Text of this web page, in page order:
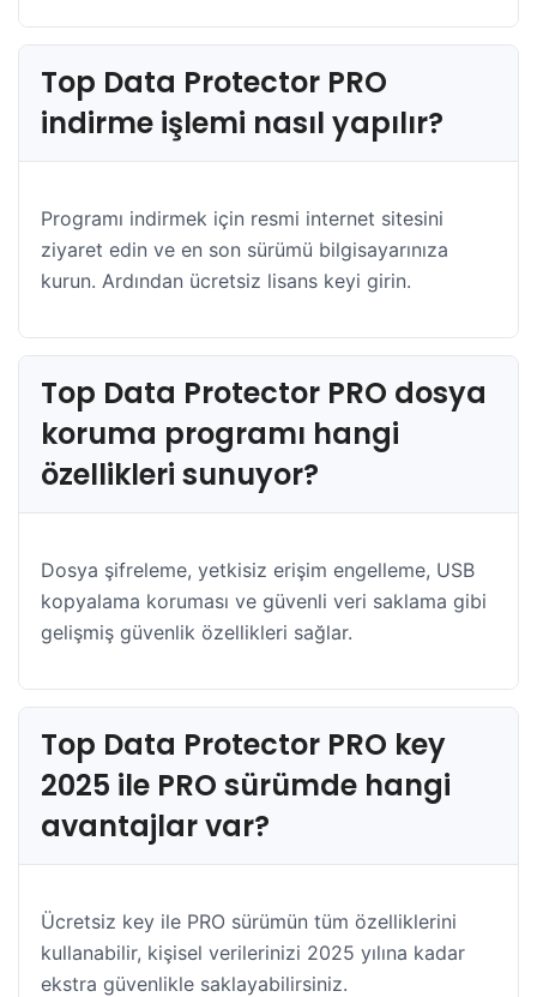
Top Data Protector PRO
indirme işlemi nasıl yapılır?
Programı indirmek için resmi internet sitesini
ziyaret edin ve en son sürümü bilgisayarınıza
kurun. Ardından ücretsiz lisans keyi girin.
Top Data Protector PRO dosya
koruma programı hangi
özellikleri sunuyor?
Dosya şifreleme, yetkisiz erişim engelleme, USB
kopyalama koruması ve güvenli veri saklama gibi
gelişmiş güvenlik özellikleri sağlar.
Top Data Protector PRO key
2025 ile PRO sürümde hangi
avantajlar var?
Ücretsiz key ile PRO sürümün tüm özelliklerini
kullanabilir, kişisel verilerinizi 2025 yılına kadar
ekstra güvenlikle saklayabilirsiniz.